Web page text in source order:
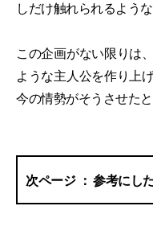
しだけ触れられるよう
この企画がない限りは
ような主人公を作り上
今の情勢がそうさせた
参考にし